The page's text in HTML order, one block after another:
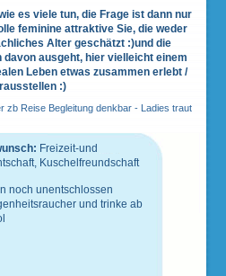
es viele tun, die Frage ist dann nur
feminine attraktive Sie, die weder
Alter geschätzt :)und die
ausgeht, hier vielleicht einem
Leben etwas zusammen erlebt /
:)
Reise Begleitung denkbar - Ladies traut
Freizeit-und
Kuschelfreundschaft
noch unentschlossen
und trinke ab